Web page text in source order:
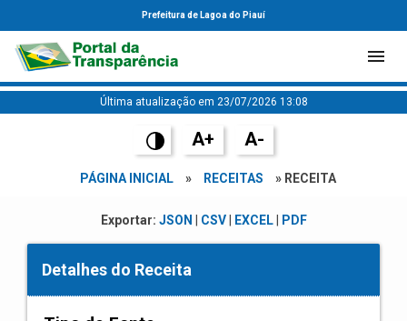
Prefeitura de Lagoa do Piauí
Última atualização em 23/07/2026 13:08
A+ A-
PÁGINA INICIAL » RECEITAS » RECEITA
Exportar: JSON CSV| EXCEL| PDF
Detalhes do Receita